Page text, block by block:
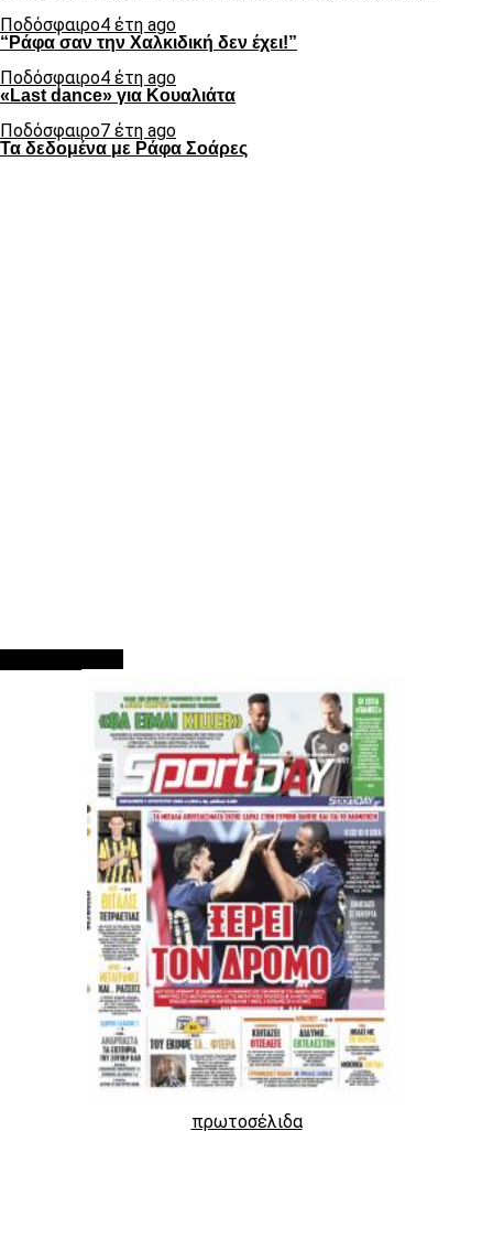
Ποδόσφαιρο4 έτη ago
“Ράφα σαν την Χαλκιδική δεν έχει!”
Ποδόσφαιρο4 έτη ago
«Last dance» για Κουαλιάτα
Ποδόσφαιρο7 έτη ago
Τα δεδομένα με Ράφα Σοάρες
πρωτοσέλιδα